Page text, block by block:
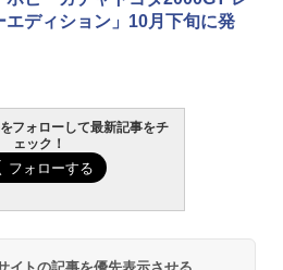
エディション」10月下旬に発
フォローして最新記事をチ
ェック！